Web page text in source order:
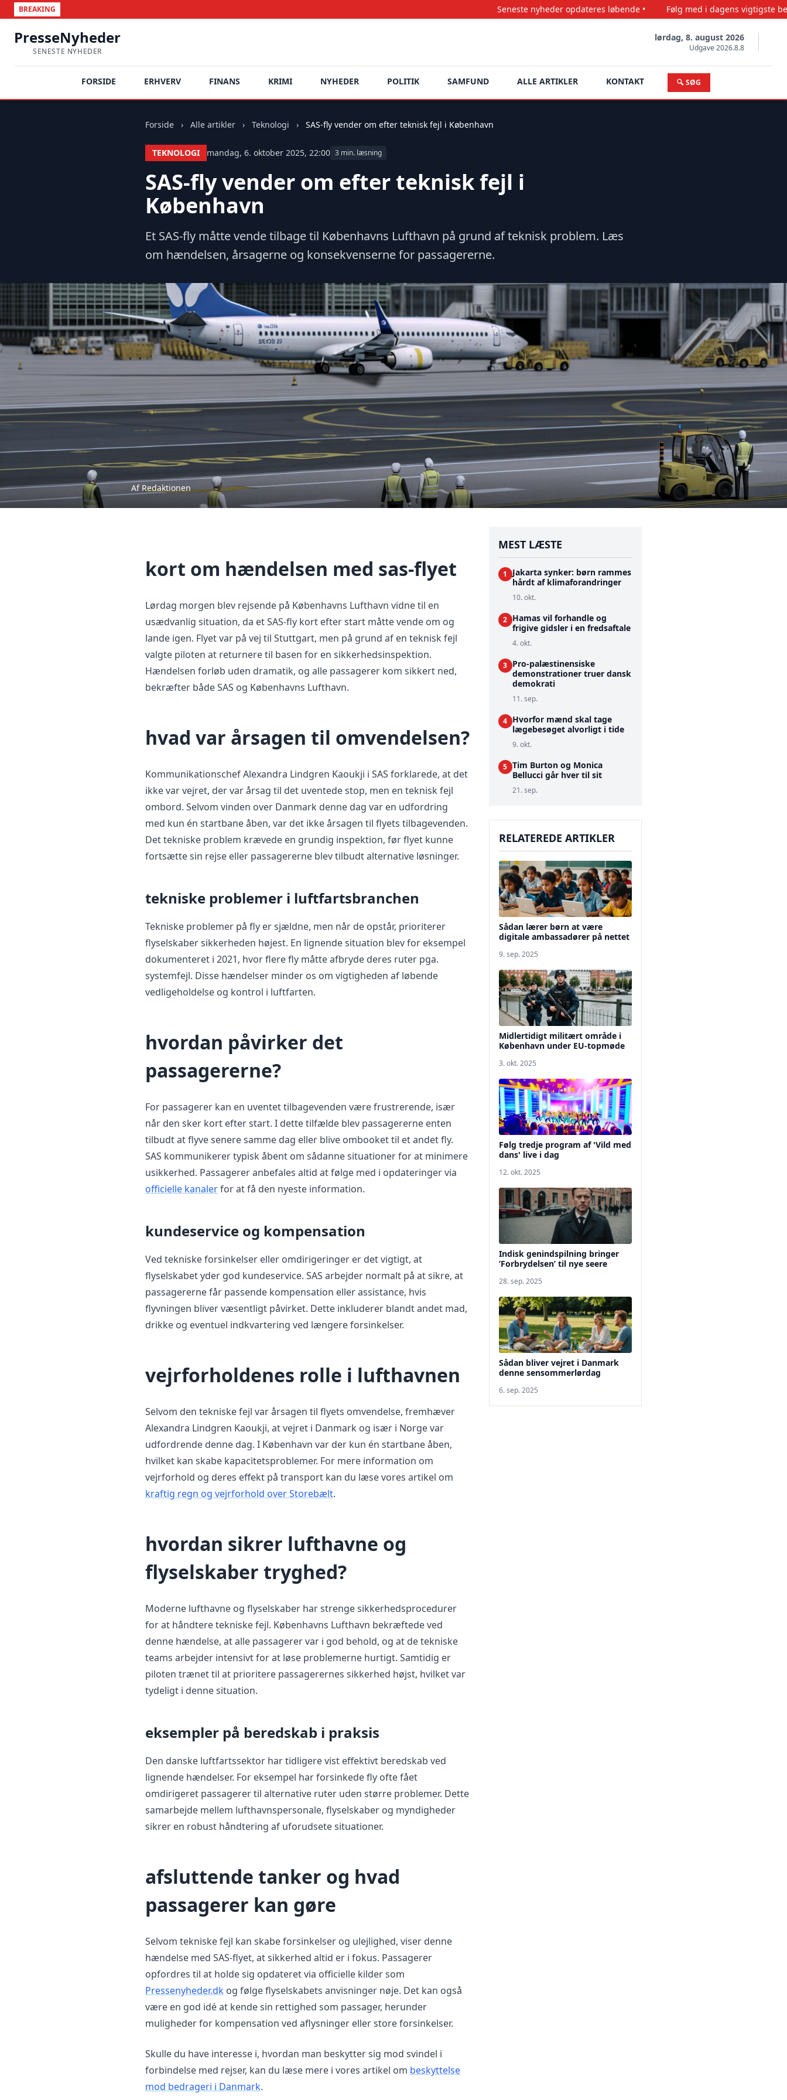
BREAKING Seneste nyheder opdateres løbende • Følg med i dagens vigtigste begivenheder •
PresseNyheder
SENESTE NYHEDER
lørdag, 8. august 2026
Udgave 2026.8.8
FORSIDE ERHVERV FINANS KRIMI NYHEDER POLITIK SAMFUND ALLE ARTIKLER KONTAKT 🔍 SØG
Forside › Alle artikler › Teknologi › SAS-fly vender om efter teknisk fejl i København
TEKNOLOGI mandag, 6. oktober 2025, 22:00 3 min. læsning
SAS-fly vender om efter teknisk fejl i
København
Et SAS-fly måtte vende tilbage til Københavns Lufthavn på grund af teknisk problem. Læs
om hændelsen, årsagerne og konsekvenserne for passagererne.
Af Redaktionen
kort om hændelsen med sas-flyet
Lørdag morgen blev rejsende på Københavns Lufthavn vidne til en
usædvanlig situation, da et SAS-fly kort efter start måtte vende om og
lande igen. Flyet var på vej til Stuttgart, men på grund af en teknisk fejl
valgte piloten at returnere til basen for en sikkerhedsinspektion.
Hændelsen forløb uden dramatik, og alle passagerer kom sikkert ned,
bekræfter både SAS og Københavns Lufthavn.
hvad var årsagen til omvendelsen?
Kommunikationschef Alexandra Lindgren Kaoukji i SAS forklarede, at det
ikke var vejret, der var årsag til det uventede stop, men en teknisk fejl
ombord. Selvom vinden over Danmark denne dag var en udfordring
med kun én startbane åben, var det ikke årsagen til flyets tilbagevenden.
Det tekniske problem krævede en grundig inspektion, før flyet kunne
fortsætte sin rejse eller passagererne blev tilbudt alternative løsninger.
tekniske problemer i luftfartsbranchen
Tekniske problemer på fly er sjældne, men når de opstår, prioriterer
flyselskaber sikkerheden højest. En lignende situation blev for eksempel
dokumenteret i 2021, hvor flere fly måtte afbryde deres ruter pga.
systemfejl. Disse hændelser minder os om vigtigheden af løbende
vedligeholdelse og kontrol i luftfarten.
hvordan påvirker det
passagererne?
For passagerer kan en uventet tilbagevenden være frustrerende, især
når den sker kort efter start. I dette tilfælde blev passagererne enten
tilbudt at flyve senere samme dag eller blive ombooket til et andet fly.
SAS kommunikerer typisk åbent om sådanne situationer for at minimere
usikkerhed. Passagerer anbefales altid at følge med i opdateringer via
officielle kanalerfor at få den nyeste information.
kundeservice og kompensation
Ved tekniske forsinkelser eller omdirigeringer er det vigtigt, at
flyselskabet yder god kundeservice. SAS arbejder normalt på at sikre, at
passagererne får passende kompensation eller assistance, hvis
flyvningen bliver væsentligt påvirket. Dette inkluderer blandt andet mad,
drikke og eventuel indkvartering ved længere forsinkelser.
vejrforholdenes rolle i lufthavnen
Selvom den tekniske fejl var årsagen til flyets omvendelse, fremhæver
Alexandra Lindgren Kaoukji, at vejret i Danmark og især i Norge var
udfordrende denne dag. I København var der kun én startbane åben,
hvilket kan skabe kapacitetsproblemer. For mere information om
vejrforhold og deres effekt på transport kan du læse vores artikel om
kraftig regn og vejrforhold over Storebælt.
hvordan sikrer lufthavne og
flyselskaber tryghed?
Moderne lufthavne og flyselskaber har strenge sikkerhedsprocedurer
for at håndtere tekniske fejl. Københavns Lufthavn bekræftede ved
denne hændelse, at alle passagerer var i god behold, og at de tekniske
teams arbejder intensivt for at løse problemerne hurtigt. Samtidig er
piloten trænet til at prioritere passagerernes sikkerhed højst, hvilket var
tydeligt i denne situation.
eksempler på beredskab i praksis
Den danske luftfartssektor har tidligere vist effektivt beredskab ved
lignende hændelser. For eksempel har forsinkede fly ofte fået
omdirigeret passagerer til alternative ruter uden større problemer. Dette
samarbejde mellem lufthavnspersonale, flyselskaber og myndigheder
sikrer en robust håndtering af uforudsete situationer.
afsluttende tanker og hvad
passagerer kan gøre
Selvom tekniske fejl kan skabe forsinkelser og ulejlighed, viser denne
hændelse med SAS-flyet, at sikkerhed altid er i fokus. Passagerer
opfordres til at holde sig opdateret via officielle kilder som
Pressenyheder.dk og følge flyselskabets anvisninger nøje. Det kan også
være en god idé at kende sin rettighed som passager, herunder
muligheder for kompensation ved aflysninger eller store forsinkelser.
Skulle du have interesse i, hvordan man beskytter sig mod svindel i
forbindelse med rejser, kan du læse mere i vores artikel om beskyttelse
mod bedrageri i Danmark.
MEST LÆSTE
1
Jakarta synker: børn rammes
hårdt af klimaforandringer
10. okt.
2 Hamas vil forhandle og
frigive gidsler i en fredsaftale
4. okt.
3 Pro-palæstinensiske
demonstrationer truer dansk
demokrati
11. sep.
4 Hvorfor mænd skal tage
lægebesøget alvorligt i tide
9. okt.
5 Tim Burton og Monica
Bellucci går hver til sit
21. sep.
RELATEREDE ARTIKLER
Sådan lærer børn at være
digitale ambassadører på nettet
9. sep. 2025
Midlertidigt militært område i
København under EU-topmøde
3. okt. 2025
Følg tredje program af 'Vild med
dans' live i dag
12. okt. 2025
Indisk genindspilning bringer
’Forbrydelsen’ til nye seere
28. sep. 2025
Sådan bliver vejret i Danmark
denne sensommerlørdag
6. sep. 2025